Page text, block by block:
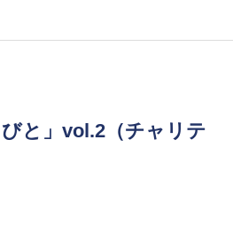
びと」vol.2（チャリテ